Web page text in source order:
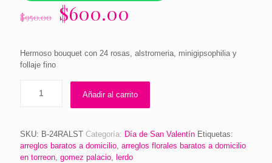
$950.00 El
precio
original
$950.00.
$600.00
actual
$600.00.
Hermoso bouquet con 24 rosas, alstromeria, minigipsophilia y
follaje fino
Añadir al carrito
SKU: B-24RALST Categoría: Día de San Valentín Etiquetas:
arreglos baratos a domicilio, arreglos florales baratos a domicilio
en torreon, gomez palacio, lerdo